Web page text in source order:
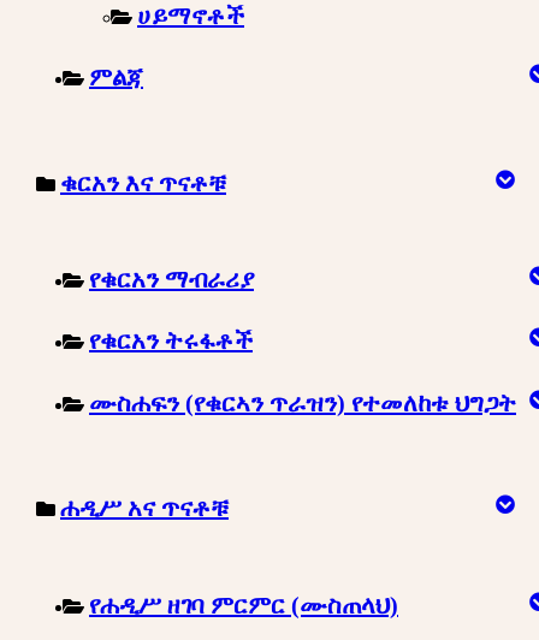
ሀይማኖቶች
ምልጃ
ቁርአን እና ጥናቶቹ
የቁርአን ማብራሪያ
የቁርአን ትሩፋቶች
ሙስሐፍን (የቁርኣን ጥራዝን) የተመለከቱ ህግጋት
ሐዲሥ አና ጥናቶቹ
የሐዲሥ ዘገባ ምርምር (ሙስጠላህ)